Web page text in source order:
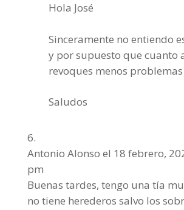
Hola José
Sinceramente no entiendo
y por supuesto que cuanto
revoques menos
Saludos
Antonio Alonso el 18 febrero,
pm
Buenas tardes, tengo una tía
no tiene herederos salvo los